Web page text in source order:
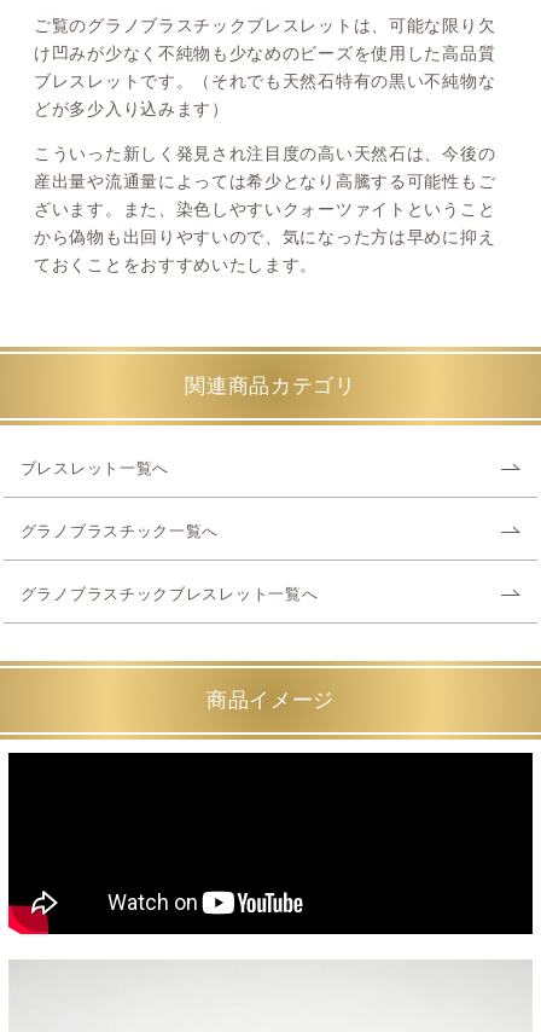
ご覧のグラノブラスチックブレスレットは、可能な限り欠
け凹みが少なく不純物も少なめのビーズを使用した高品質
ブレスレットです。（それでも天然石特有の黒い不純物な
どが多少入り込みます）
こういった新しく発見され注目度の高い天然石は、今後の
産出量や流通量によっては希少となり高騰する可能性もご
ざいます。また、染色しやすいクォーツァイトということ
から偽物も出回りやすいので、気になった方は早めに抑え
ておくことをおすすめいたします。
関連商品カテゴリ
ブレスレット一覧へ
グラノブラスチック一覧へ
グラノブラスチックブレスレット一覧へ
商品イメージ